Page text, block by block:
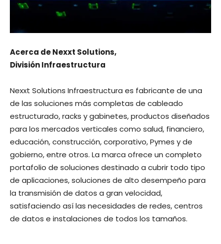
Acerca de Nexxt Solutions,
División Infraestructura
Nexxt Solutions Infraestructura es fabricante de una
de las soluciones más completas de cableado
estructurado, racks y gabinetes, productos diseñados
para los mercados verticales como salud, financiero,
educación, construcción, corporativo, Pymes y de
gobierno, entre otros. La marca ofrece un completo
portafolio de soluciones destinado a cubrir todo tipo
de aplicaciones, soluciones de alto desempeño para
la transmisión de datos a gran velocidad,
satisfaciendo así las necesidades de redes, centros
de datos e instalaciones de todos los tamaños.